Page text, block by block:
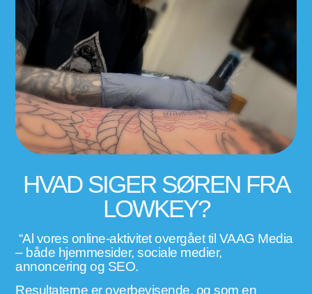
HVAD SIGER SØREN FRA
LOWKEY?
– både hjemmesider, sociale medier,
annoncering og SEO.
Resultaterne er overbevisende, og som en